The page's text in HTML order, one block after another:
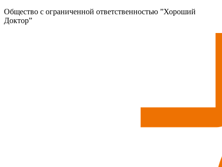
Общество с ограниченной ответственностью ”Хороший
Доктор”